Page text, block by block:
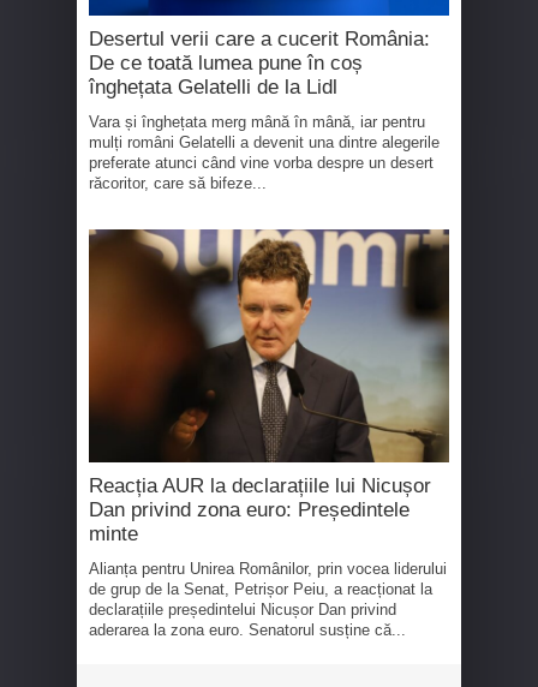
Desertul verii care a cucerit România:
De ce toată lumea pune în coș
înghețata Gelatelli de la Lidl
Vara și înghețata merg mână în mână, iar pentru
mulți români Gelatelli a devenit una dintre alegerile
preferate atunci când vine vorba despre un desert
răcoritor, care să bifeze...
Reacția AUR la declarațiile lui Nicușor
Dan privind zona euro: Președintele
minte
Alianța pentru Unirea Românilor, prin vocea liderului
de grup de la Senat, Petrișor Peiu, a reacționat la
declarațiile președintelui Nicușor Dan privind
aderarea la zona euro. Senatorul susține că...